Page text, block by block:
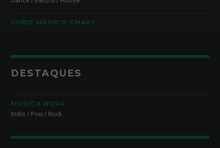
CUBO MÁGICO CHART
DESTAQUES
MÚSICA NOVA
Indie / Pop / Rock